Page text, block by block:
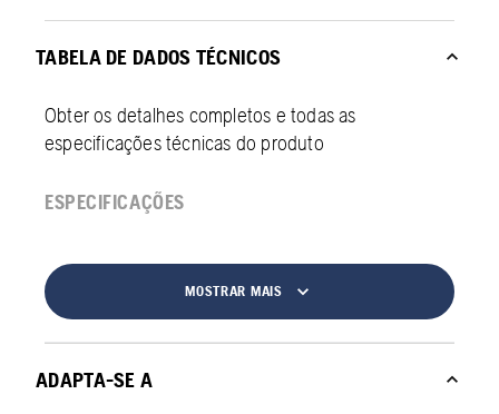
TABELA DE DADOS TÉCNICOS
Obter os detalhes completos e todas as
especificações técnicas do produto
ESPECIFICAÇÕES
MOSTRAR MAIS
ADAPTA-SE A